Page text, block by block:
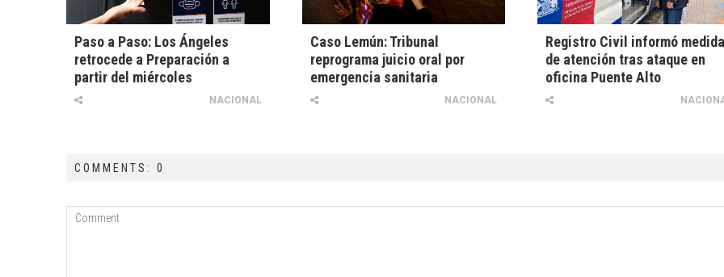
Paso a Paso: Los Ángeles
retrocede a Preparación a
partir del miércoles
NACIONAL
Caso Lemún: Tribunal
reprograma juicio oral por
emergencia sanitaria
NACIONAL
Registro Civil informó
de atención tras ataque en
oficina Puente Alto
COMMENTS: 0